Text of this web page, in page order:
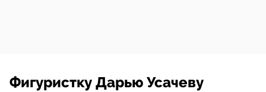
Фигуристку Дарью Усачеву